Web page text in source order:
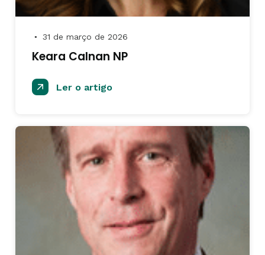
● 31 de março de 2026
Keara Calnan NP
Ler o artigo